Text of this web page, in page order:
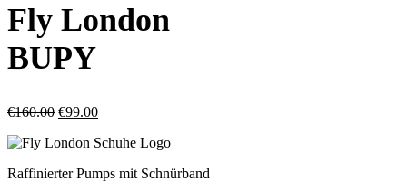
Fly London
BUPY
€160.00 Ursprünglicher
war:
€99.00Aktueller
ist:
Raffinierter Pumps mit Schnürband